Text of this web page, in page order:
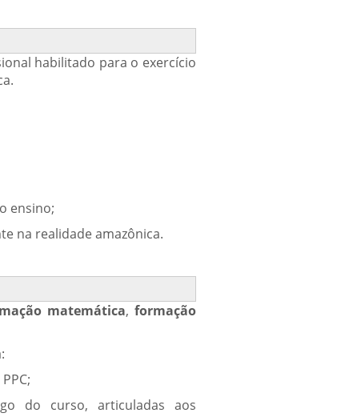
habilitado para o exercício
ensino;
na realidade amazônica.
matemática,formação
do curso, articuladas aos